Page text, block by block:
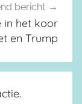
bericht
in het koor
en Trump